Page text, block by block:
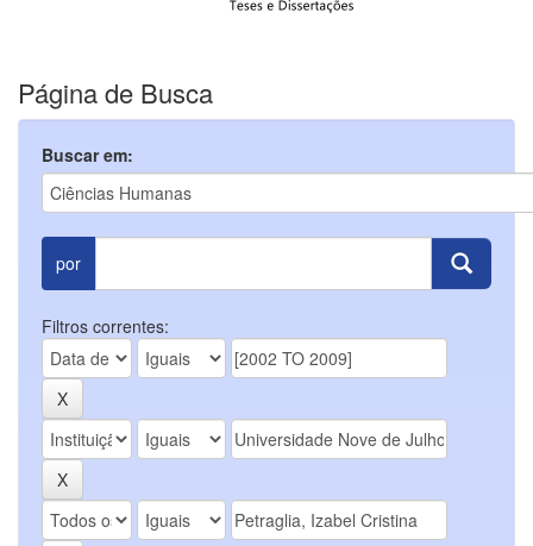
Página de Busca
Buscar em:
por
Filtros correntes: